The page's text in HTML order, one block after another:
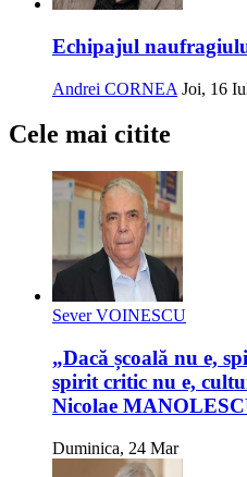
Echipajul
Andrei CORNEA Joi, 16
Cele mai citite
Sever VOINESCU
„Dacă școală nu e,
spirit critic nu e,
Nicolae
Duminica, 24 Mar